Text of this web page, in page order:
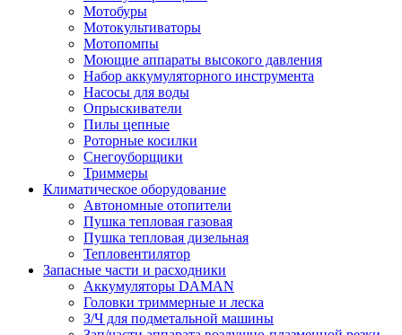
Мотобуры
Мотокультиваторы
Мотопомпы
Моющие аппараты высокого давления
Набор аккумуляторного инструмента
Насосы для воды
Опрыскиватели
Пилы цепные
Роторные косилки
Снегоуборщики
Триммеры
Климатическое оборудование
Автономные отопители
Пушка тепловая газовая
Пушка тепловая дизельная
Тепловентилятор
Запасные части и расходники
Аккумуляторы DAMAN
Головки триммерные и леска
З/Ч для подметальной машины